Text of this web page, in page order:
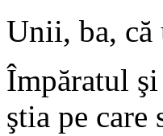
Unii, ba, că
Împăratul
ştia pe